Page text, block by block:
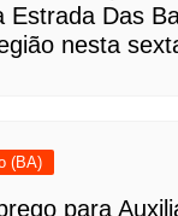
Estrada Das
nesta
(BA)
para